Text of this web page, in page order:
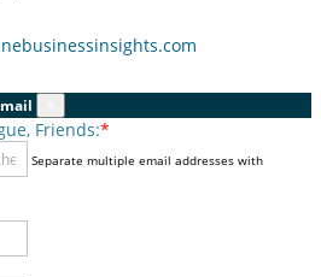
Friends:*
Separate multiple email addresses with